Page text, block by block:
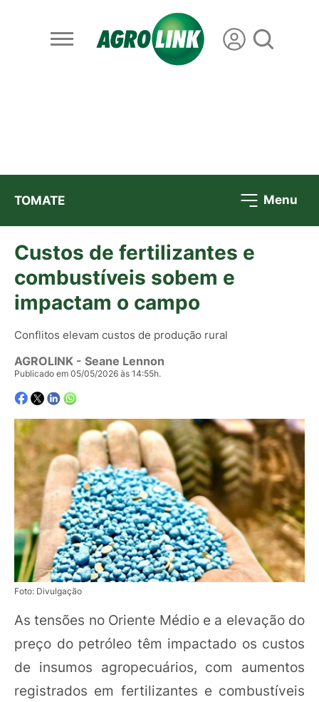
TOMATE Menu
Custos de fertilizantes e
combustíveis sobem e
impactam o campo
Conflitos elevam custos de produção rural
AGROLINK - Seane Lennon
Publicado em 05/05/2026 às 14:55h.
Foto: Divulgação
As tensões no Oriente Médio e a elevação do
preço do petróleo têm impactado os custos
de insumos agropecuários, com aumentos
registrados em fertilizantes e combustíveis